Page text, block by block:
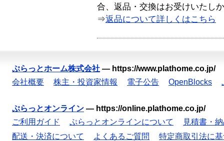
合、返品・交換はお受けいたし
⇒返品について詳しくはこちら
ぷらっとホーム株式会社 — https://www.plathome.co.jp/
会社概要
株主・投資家情報 電子公告 OpenBlocks
ぷらっとオンライン — https://online.plathome.co.jp/
ご利用ガイド
ぷらっとオンラインについて
見積書・
配送・決済について
よくあるご質問
特定商取引法に